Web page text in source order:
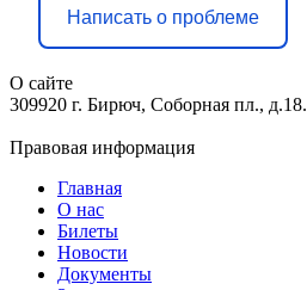
Написать о проблеме
О сайте
309920 г. Бирюч, Соборная пл., д.18.
Правовая информация
Главная
О нас
Билеты
Новости
Документы